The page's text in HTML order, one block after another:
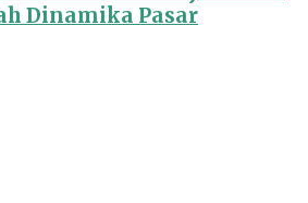
Dinamika Pasar